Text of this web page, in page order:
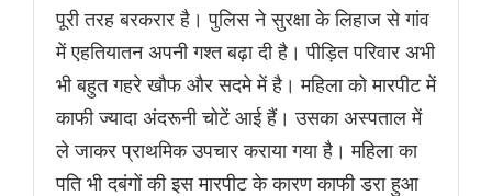
पूरी तरह बरकरार है। पुलिस ने सुरक्षा के लिहाज से गांव
में एहतियातन अपनी गश्त बढ़ा दी है। पीड़ित परिवार अभी
भी बहुत गहरे खौफ और सदमे में है। महिला को मारपीट में
काफी ज्यादा अंदरूनी चोटें आई हैं। उसका अस्पताल में
ले जाकर प्राथमिक उपचार कराया गया है। महिला का
पति भी दबंगों की इस मारपीट के कारण काफी डरा हुआ